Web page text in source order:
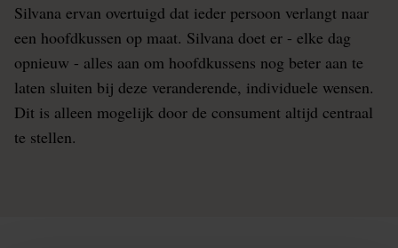
Silvana ervan overtuigd dat ieder persoon verlangt naar
een hoofdkussen op maat. Silvana doet er - elke dag
opnieuw - alles aan om hoofdkussens nog beter aan te
laten sluiten bij deze veranderende, individuele wensen.
Dit is alleen mogelijk door de consument altijd centraal
te stellen.